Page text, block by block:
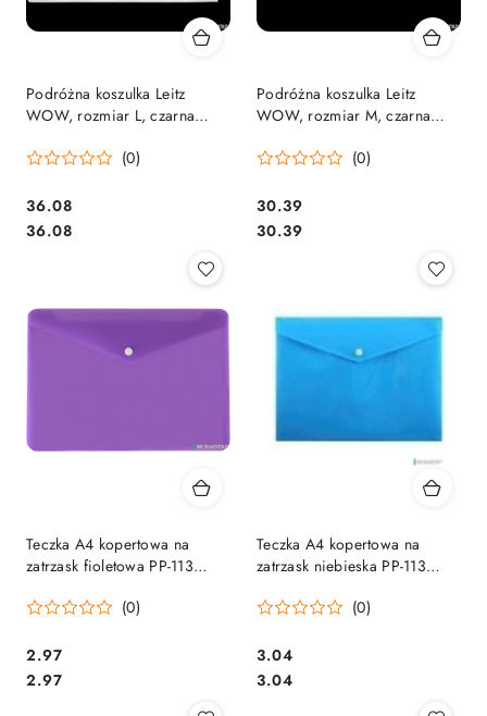
Podróżna koszulka Leitz
WOW, rozmiar L, czarna
(0)
Cena:
36.08
Cena:
36.08
Podróżna koszulka Leitz
WOW, rozmiar M, czarna
(0)
Cena:
30.39
Cena:
30.39
Teczka A4 kopertowa na
zatrzask fioletowa PP-113
(0)
Cena:
2.97
Cena:
2.97
Teczka A4 kopertowa na
zatrzask niebieska PP-113
(0)
Cena:
3.04
Cena:
3.04